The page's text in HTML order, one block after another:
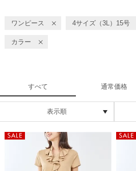
ワンピース 4サイズ（3L）15号
カラー
すべて 通常価格
表示順